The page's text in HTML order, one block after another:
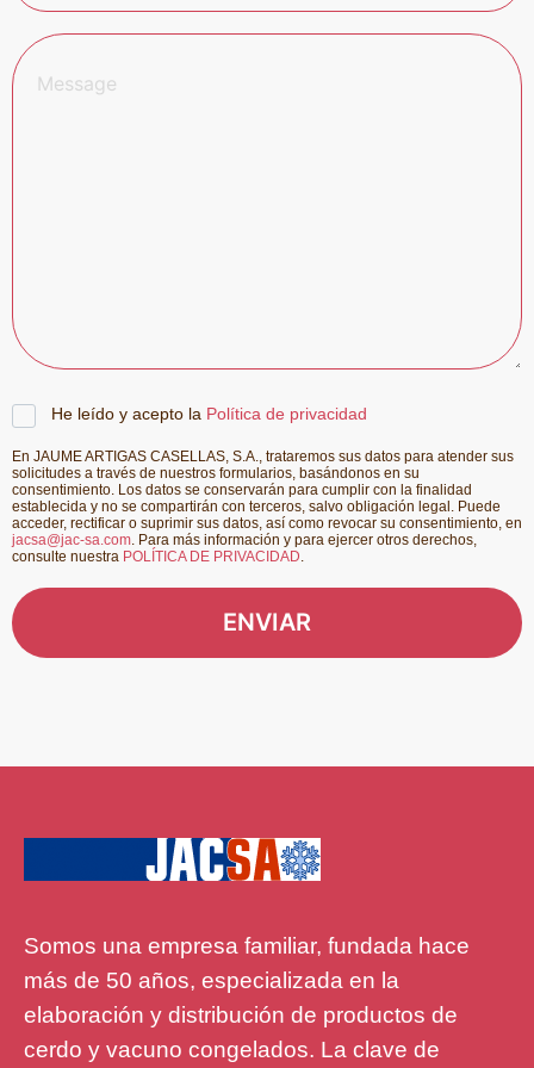
He leído y acepto la Política de privacidad
En JAUME ARTIGAS CASELLAS, S.A., trataremos sus datos para atender sus
solicitudes a través de nuestros formularios, basándonos en su
consentimiento. Los datos se conservarán para cumplir con la finalidad
establecida y no se compartirán con terceros, salvo obligación legal. Puede
acceder, rectificar o suprimir sus datos, así como revocar su consentimiento, en
jacsa@jac-sa.com. Para más información y para ejercer otros derechos,
consulte nuestra POLÍTICA DE PRIVACIDAD.
ENVIAR
Somos una empresa familiar, fundada hace
más de 50 años, especializada en la
elaboración y distribución de productos de
cerdo y vacuno congelados. La clave de